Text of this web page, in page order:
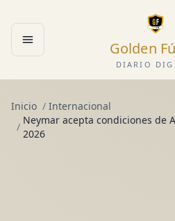
Abrir menú Golden
DIARIO
Inicio / Internacional
/
Neymar acepta condiciones de
2026